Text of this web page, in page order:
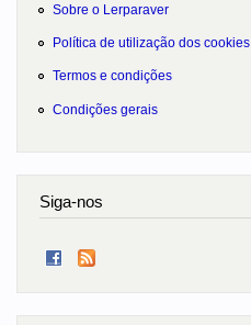
Sobre o Lerparaver
Política de utilização dos cookies
Termos e condições
Condições gerais
Siga-nos